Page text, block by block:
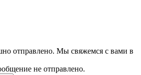
отправлено. Мы свяжемся с вами в
не отправлено.